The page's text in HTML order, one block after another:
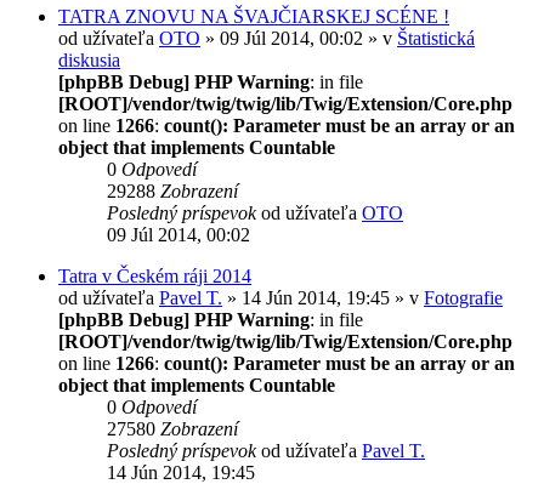
TATRA ZNOVU NA ŠVAJČIARSKEJ SCÉNE !
od užívateľa OTO » 09 Júl 2014, 00:02 » v Štatistická
diskusia
[phpBB Debug] PHP Warning: in file
[ROOT]/vendor/twig/twig/lib/Twig/Extension/Core.php
on line 1266: count(): Parameter must be an array or an
object that implements Countable
0 Odpovedí
29288 Zobrazení
Posledný príspevokod užívateľa OTO
09 Júl 2014, 00:02
Tatra v Českém ráji 2014
od užívateľa Pavel T. » 14 Jún 2014, 19:45 » v Fotografie
[phpBB Debug] PHP Warning: in file
[ROOT]/vendor/twig/twig/lib/Twig/Extension/Core.php
on line 1266: count(): Parameter must be an array or an
object that implements Countable
0 Odpovedí
27580 Zobrazení
Posledný príspevokod užívateľa Pavel T.
14 Jún 2014, 19:45